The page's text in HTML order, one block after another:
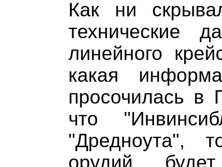
Как ни
технические
линейного
какая
просочилась в
что
"Дредноута",
орудий